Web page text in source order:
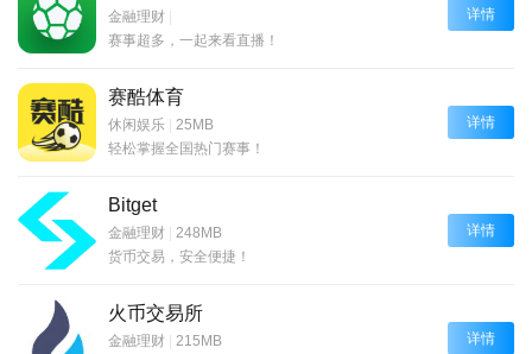
金融理财 |
赛事超多，一起来看直播！
详情
赛酷体育
休闲娱乐 | 25MB
轻松掌握全国热门赛事！
详情
Bitget
金融理财 | 248MB
货币交易，安全便捷！
详情
火币交易所
金融理财 | 215MB
详情